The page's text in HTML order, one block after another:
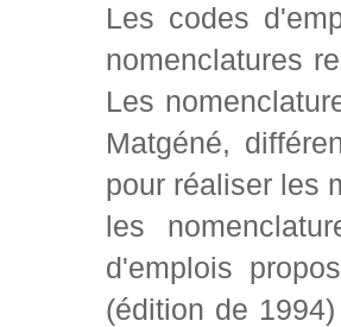
Les codes
nomenclatures
Les
Matgéné,
pour réaliser les
les
d'emplois
(édition de